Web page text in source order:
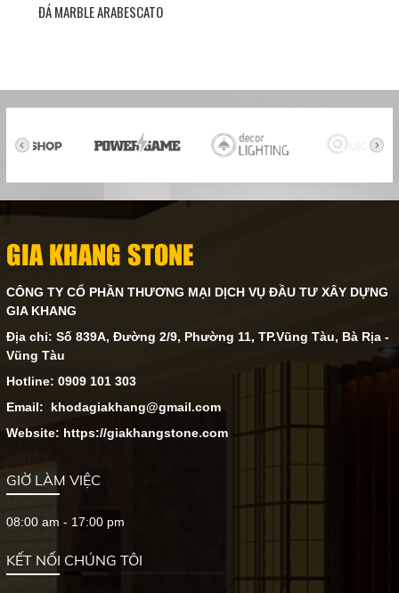
ĐÁ MARBLE ARABESCATO
GIA KHANG STONE
CÔNG TY CỔ PHẦN THƯƠNG MẠI DỊCH VỤ ĐẦU TƯ XÂY DỰNG
GIA KHANG
Địa chỉ: Số 839A, Đường 2/9, Phường 11, TP.Vũng Tàu, Bà Rịa -
Vũng Tàu
Hotline: 0909 101 303
Email: khodagiakhang@gmail.com
Website: https://giakhangstone.com
GIỜ LÀM VIỆC
08:00 am - 17:00 pm
KẾT NỐI CHÚNG TÔI